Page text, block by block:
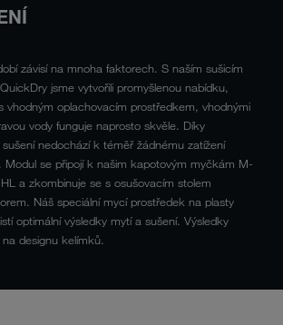
závisí na mnoha faktorech. S naším sušicím
jsme vytvořili promyšlenou nabídku,
vhodným oplachovacím prostředkem, vhodnými
vody funguje naprosto skvěle. Díky
nedochází k téměř žádnému zatížení
Modul se připojí k našim kapotovým myčkám M-
a zkombinuje se s osušovacím stolem
Náš speciální mycí prostředek na plasty
optimální výsledky mytí a sušení. Výsledky
na designu kelímků.